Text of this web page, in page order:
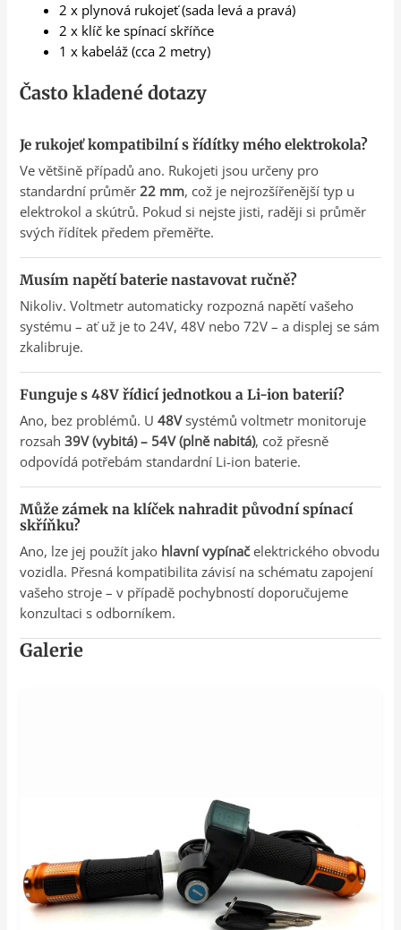
2 x plynová rukojeť (sada levá a pravá)
2 x klíč ke spínací skříňce
1 x kabeláž (cca 2 metry)
Často kladené dotazy
Je rukojeť kompatibilní s řídítky mého elektrokola?
Ve většině případů ano. Rukojeti jsou určeny pro
standardní průměr22 mm, což je nejrozšířenější typ u
elektrokol a skútrů. Pokud si nejste jisti, raději si průměr
svých řídítek předem přeměřte.
Musím napětí baterie nastavovat ručně?
Nikoliv. Voltmetr automaticky rozpozná napětí vašeho
systému – ať už je to 24V, 48V nebo 72V – a displej se sám
zkalibruje.
Funguje s 48V řídicí jednotkou a Li-ion baterií?
Ano, bez problémů. U48Vsystémů voltmetr monitoruje
rozsah39V (vybitá) – 54V (plně nabitá), což přesně
odpovídá potřebám standardní Li-ion baterie.
Může zámek na klíček nahradit původní spínací
skříňku?
Ano, lze jej použít jako hlavní vypínačelektrického obvodu
vozidla. Přesná kompatibilita závisí na schématu zapojení
vašeho stroje – v případě pochybností doporučujeme
konzultaci s odborníkem.
Galerie